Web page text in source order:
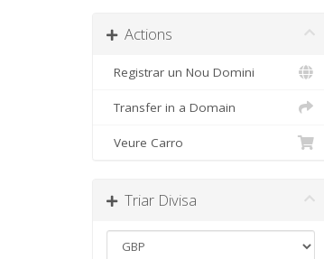
Actions
Registrar un Nou Domini
Transfer in a Domain
Veure Carro
Triar Divisa